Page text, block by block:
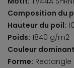
Composition du
Hauteur du poil:
Poids: 1840 g/m2
Couleur
Forme: Rectangle